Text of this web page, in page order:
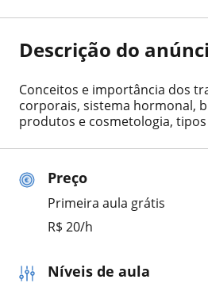
Preço
Primeira aula grátis
R$ 20/h
Níveis de aula
Descrição do
Conceitos e importância dos
corporais, sistema hormonal,
produtos e cosmetologia,